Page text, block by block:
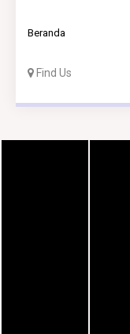
Beranda
Find Us